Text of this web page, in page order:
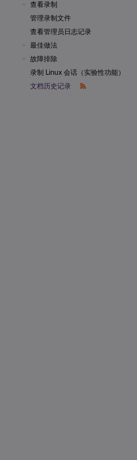
查看录制
管理录制文件
查看管理员日志记录
最佳做法
故障排除
录制 Linux 会话（实验性功能）
文档历史记录